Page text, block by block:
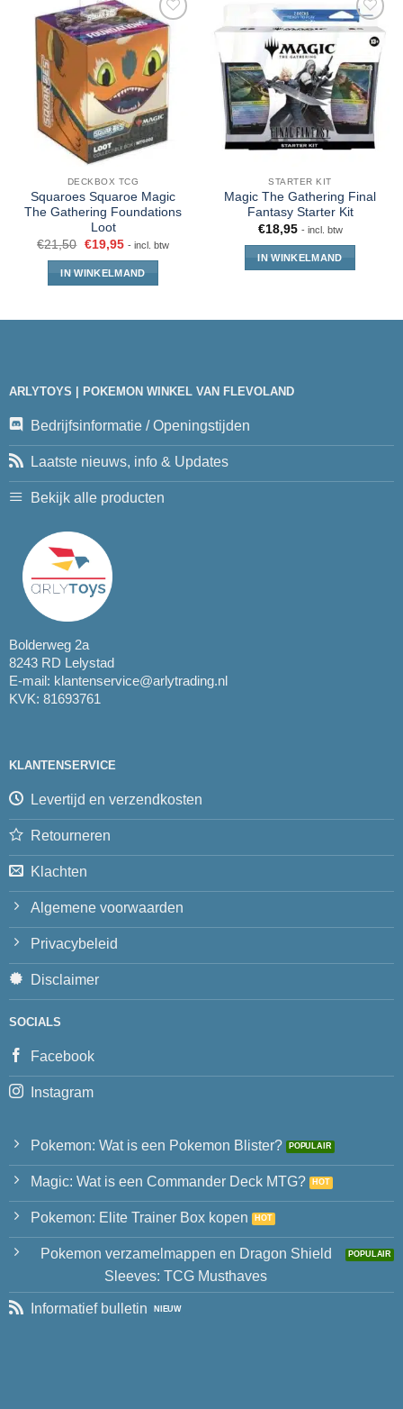
DECKBOX TCG
Squaroes Squaroe Magic
The Gathering Foundations
Loot
€21,50 €19,95 - incl. btw
IN WINKELMAND
STARTER KIT
Magic The Gathering Final
Fantasy Starter Kit
€18,95 - incl. btw
IN WINKELMAND
ARLYTOYS | POKEMON WINKEL VAN FLEVOLAND
Bedrijfsinformatie / Openingstijden
Laatste nieuws, info & Updates
Bekijk alle producten
Bolderweg 2a
8243 RD Lelystad
E-mail: klantenservice@arlytrading.nl
KVK: 81693761
KLANTENSERVICE
Levertijd en verzendkosten
Retourneren
Klachten
Algemene voorwaarden
Privacybeleid
Disclaimer
SOCIALS
Facebook
Instagram
Pokemon: Wat is een Pokemon Blister?
Magic: Wat is een Commander Deck MTG?
Pokemon: Elite Trainer Box kopen
Pokemon verzamelmappen en Dragon Shield
Sleeves: TCG Musthaves
Informatief bulletin